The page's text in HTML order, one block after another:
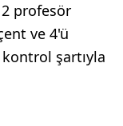
profesör
ve 4'ü
şartıyla